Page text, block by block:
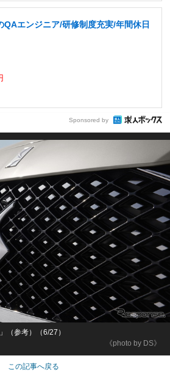
QAエンジニア/研修制度充実/年間休日
Sponsored by
《photo by DS》
（参考）（6/27）
この記事へ戻る